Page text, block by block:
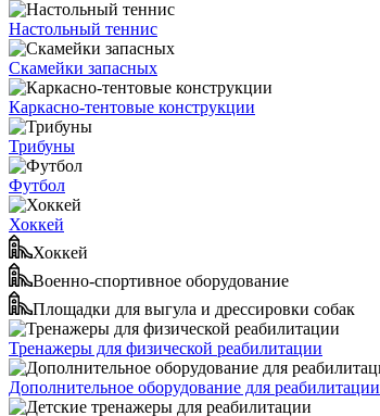
Настольный теннис
Скамейки запасных
Каркасно-тентовые конструкции
Трибуны
Футбол
Хоккей
Хоккей
Военно-спортивное оборудование
Площадки для выгула и дрессировки собак
Тренажеры для физической реабилитации
Дополнительное оборудование для реабилитации